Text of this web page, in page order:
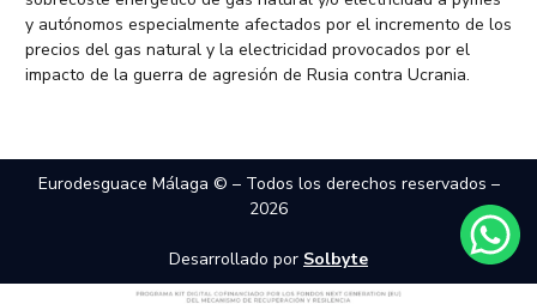
y autónomos especialmente afectados por el incremento de los
precios del gas natural y la electricidad provocados por el
impacto de la guerra de agresión de Rusia contra Ucrania.
Eurodesguace Málaga © – Todos los derechos reservados –
2026
Desarrollado por Solbyte